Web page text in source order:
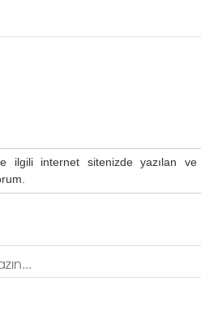
ilgili internet sitenizde yazılan